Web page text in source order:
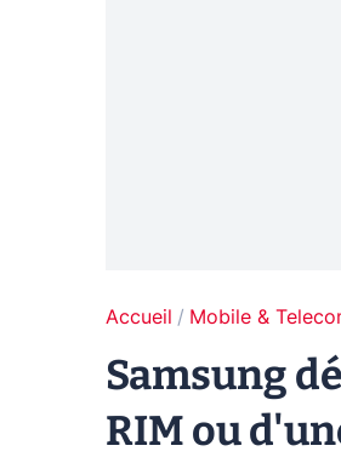
Accueil Mobile &
Samsung
RIM ou